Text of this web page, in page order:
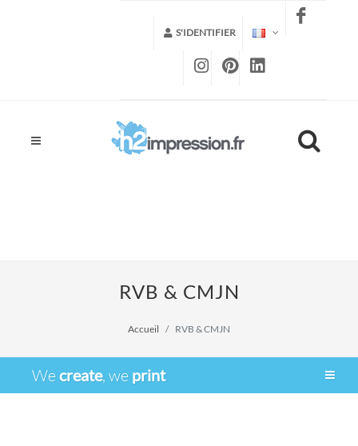
S'IDENTIFIER
RVB & CMJN
Accueil RVB & CMJN
Wecreate, we print